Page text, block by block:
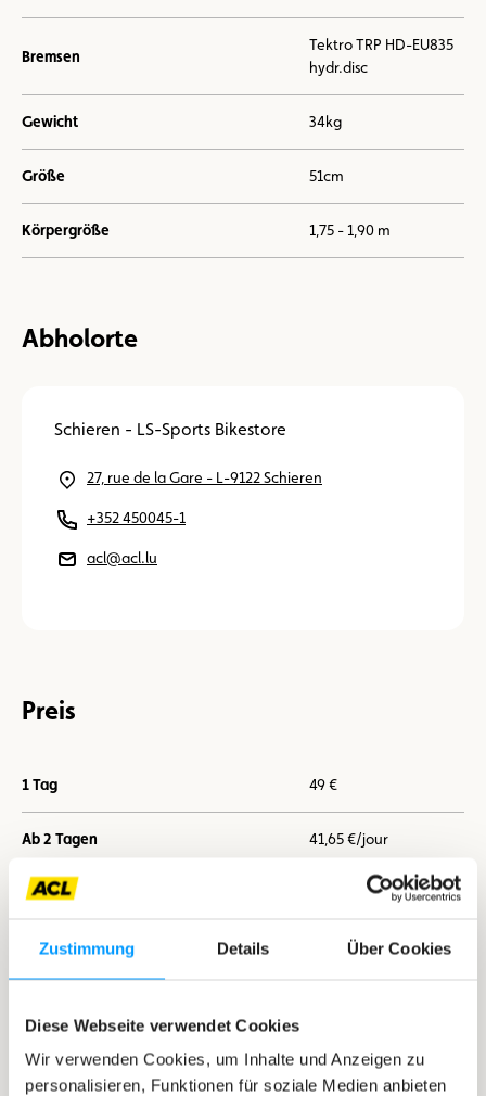
Zustimmung Details Über Cookies
Diese Webseite verwendet Cookies
Wir verwenden Cookies, um Inhalte und Anzeigen zu
personalisieren, Funktionen für soziale Medien anbieten
Bremsen
Tektro TRP HD-EU835
hydr.disc
Gewicht 34kg
Größe 51cm
Körpergröße 1,75 - 1,90 m
Abholorte
Schieren - LS-Sports Bikestore
27, rue de la Gare - L-9122 Schieren
+352 450045-1
acl@acl.lu
Preis
1 Tag 49 €
Ab 2 Tagen 41,65 €/jour
Ab 7 Tagen 36,75 €/jour